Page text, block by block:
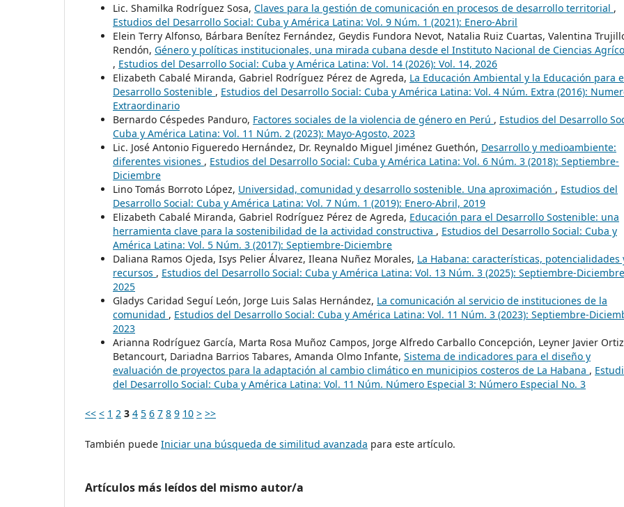
Lic. Shamilka Rodríguez Sosa, Claves para la gestión de comunicación en procesos de desarrollo territorial ,
Estudios del Desarrollo Social: Cuba y América Latina: Vol. 9 Núm. 1 (2021): Enero-Abril
Elein Terry Alfonso, Bárbara Benítez Fernández, Geydis Fundora Nevot, Natalia Ruiz Cuartas, Valentina
Rendón, Género y políticas institucionales, una mirada cubana desde el Instituto Nacional de Ciencias
, Estudios del Desarrollo Social: Cuba y América Latina: Vol. 14 (2026): Vol. 14, 2026
Elizabeth Cabalé Miranda, Gabriel Rodríguez Pérez de Agreda, La Educación Ambiental y la Educación para
Desarrollo Sostenible , Estudios del Desarrollo Social: Cuba y América Latina: Vol. 4 Núm. Extra (2016):
Extraordinario
Bernardo Céspedes Panduro, Factores sociales de la violencia de género en Perú , Estudios del Desarrollo
Cuba y América Latina: Vol. 11 Núm. 2 (2023): Mayo-Agosto, 2023
Lic. José Antonio Figueredo Hernández, Dr. Reynaldo Miguel Jiménez Guethón, Desarrollo y medioambiente:
diferentes visiones , Estudios del Desarrollo Social: Cuba y América Latina: Vol. 6 Núm. 3 (2018): Septiembre-
Diciembre
Lino Tomás Borroto López, Universidad, comunidad y desarrollo sostenible. Una aproximación , Estudios del
Desarrollo Social: Cuba y América Latina: Vol. 7 Núm. 1 (2019): Enero-Abril, 2019
Elizabeth Cabalé Miranda, Gabriel Rodríguez Pérez de Agreda, Educación para el Desarrollo Sostenible: una
herramienta clave para la sostenibilidad de la actividad constructiva , Estudios del Desarrollo Social: Cuba y
América Latina: Vol. 5 Núm. 3 (2017): Septiembre-Diciembre
Daliana Ramos Ojeda, Isys Pelier Álvarez, Ileana Nuñez Morales, La Habana: características, potencialidades
recursos , Estudios del Desarrollo Social: Cuba y América Latina: Vol. 13 Núm. 3 (2025): Septiembre-
2025
Gladys Caridad Seguí León, Jorge Luis Salas Hernández, La comunicación al servicio de instituciones de la
comunidad , Estudios del Desarrollo Social: Cuba y América Latina: Vol. 11 Núm. 3 (2023): Septiembre-
2023
Arianna Rodríguez García, Marta Rosa Muñoz Campos, Jorge Alfredo Carballo Concepción, Leyner Javier Ortiz
Betancourt, Dariadna Barrios Tabares, Amanda Olmo Infante, Sistema de indicadores para el diseño y
evaluación de proyectos para la adaptación al cambio climático en municipios costeros de La Habana ,
del Desarrollo Social: Cuba y América Latina: Vol. 11 Núm. Número Especial 3: Número Especial No. 3
<< < 1 2 3 4 5 6 7 8 9 10 > >>
También puede Iniciar una búsqueda de similitud avanzada para este artículo.
Artículos más leídos del mismo autor/a